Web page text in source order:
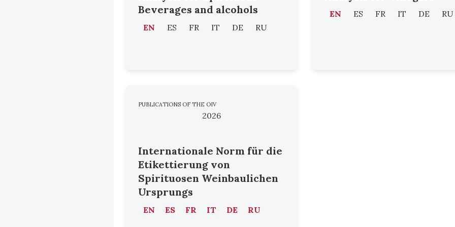
Beverages and alcohols
EN ES FR IT DE RU
EN ES FR IT DE RU
PUBLICATIONS OF THE OIV
2026
Internationale Norm für die
Etikettierung von
Spirituosen Weinbaulichen
Ursprungs
EN ES FR IT DE RU